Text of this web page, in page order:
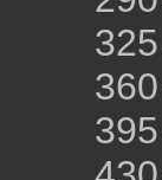
325
360
395